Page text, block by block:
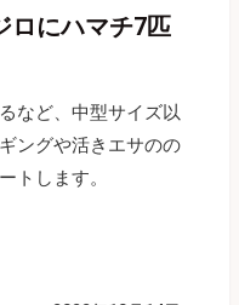
ロにハマチ7匹
など、中型サイズ以
ングや活きエサのの
トします。